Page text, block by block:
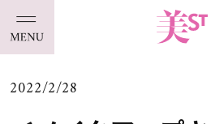
2022/2/28